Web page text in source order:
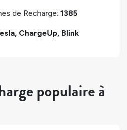
de Recharge: 1385
ChargeUp, Blink
populaire à